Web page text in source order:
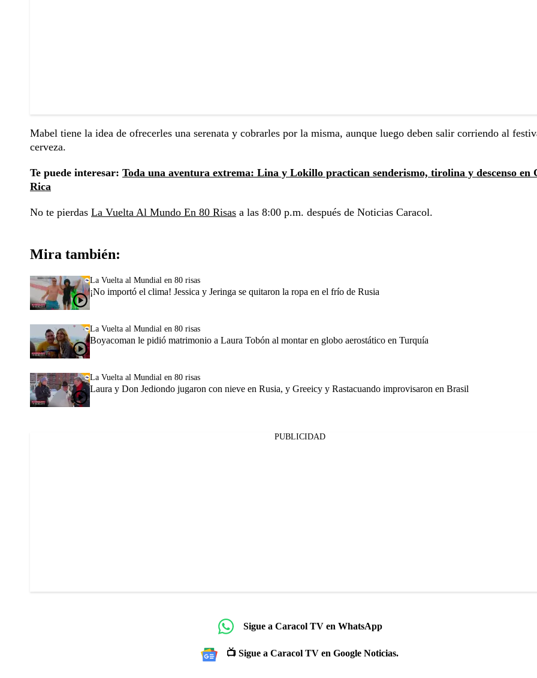
Mabel tiene la idea de ofrecerles una serenata y cobrarles por la misma, aunque luego deben salir corriendo al
cerveza.
Te puede interesar: Toda una aventura extrema: Lina y Lokillo practican senderismo, tirolina y descenso en
Rica
No te pierdas La Vuelta Al Mundo En 80 Risas a las 8:00 p.m. después de Noticias Caracol.
Mira también:
La Vuelta al Mundial en 80 risas
¡No importó el clima! Jessica y Jeringa se quitaron la ropa en el frío de Rusia
La Vuelta al Mundial en 80 risas
Boyacoman le pidió matrimonio a Laura Tobón al montar en globo aerostático en Turquía
La Vuelta al Mundial en 80 risas
Laura y Don Jediondo jugaron con nieve en Rusia, y Greeicy y Rastacuando improvisaron en Brasil
PUBLICIDAD
Sigue a Caracol TV en WhatsApp
📺 Sigue a Caracol TV en Google Noticias.